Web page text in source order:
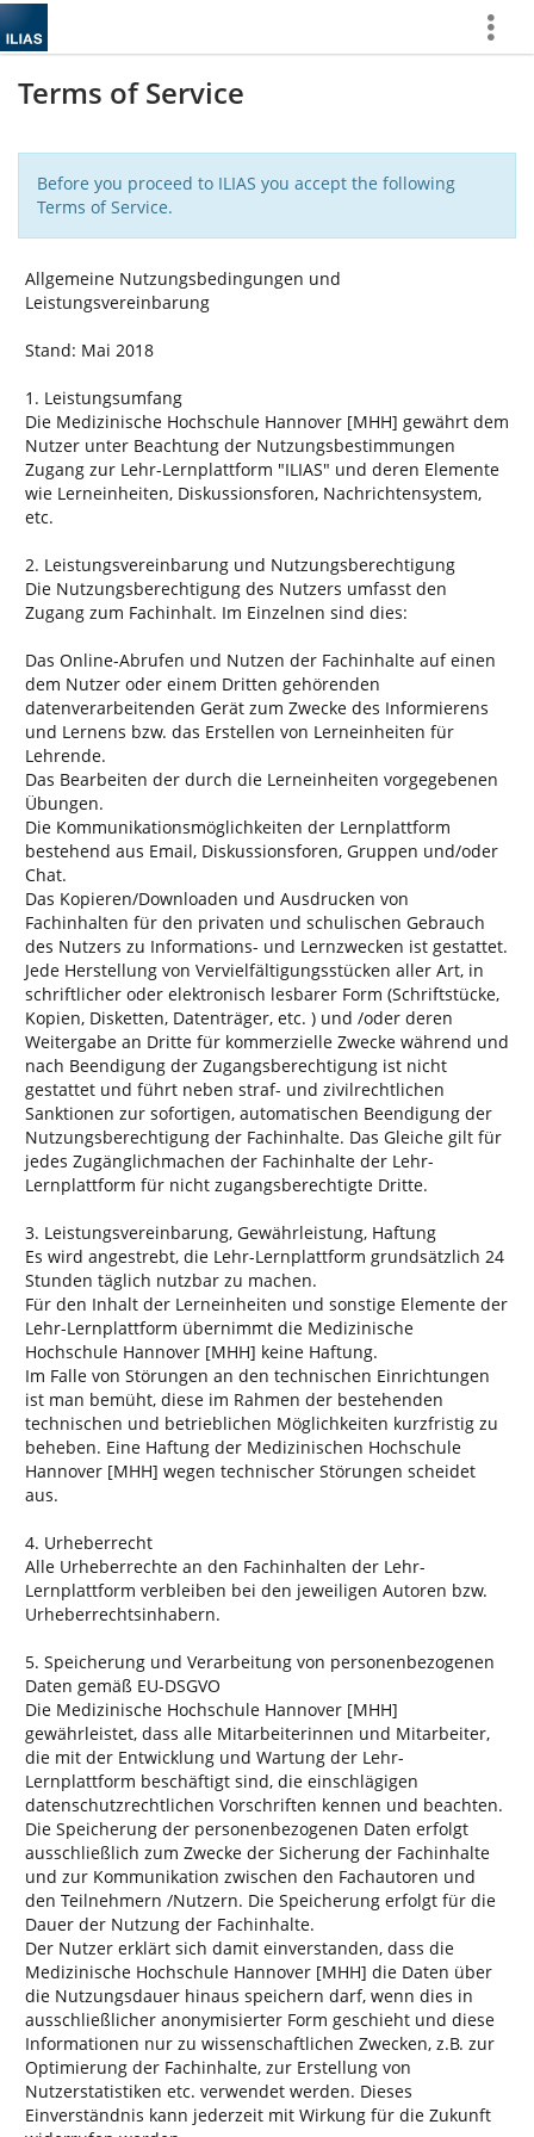
Terms of Service
Before you proceed to ILIAS you accept the following
Terms of Service.
Allgemeine Nutzungsbedingungen und
Leistungsvereinbarung
Stand: Mai 2018
1. Leistungsumfang
Die Medizinische Hochschule Hannover [MHH] gewährt dem
Nutzer unter Beachtung der Nutzungsbestimmungen
Zugang zur Lehr-Lernplattform "ILIAS" und deren Elemente
wie Lerneinheiten, Diskussionsforen, Nachrichtensystem,
etc.
2. Leistungsvereinbarung und Nutzungsberechtigung
Die Nutzungsberechtigung des Nutzers umfasst den
Zugang zum Fachinhalt. Im Einzelnen sind dies:
Das Online-Abrufen und Nutzen der Fachinhalte auf einen
dem Nutzer oder einem Dritten gehörenden
datenverarbeitenden Gerät zum Zwecke des Informierens
und Lernens bzw. das Erstellen von Lerneinheiten für
Lehrende.
Das Bearbeiten der durch die Lerneinheiten vorgegebenen
Übungen.
Die Kommunikationsmöglichkeiten der Lernplattform
bestehend aus Email, Diskussionsforen, Gruppen und/oder
Chat.
Das Kopieren/Downloaden und Ausdrucken von
Fachinhalten für den privaten und schulischen Gebrauch
des Nutzers zu Informations- und Lernzwecken ist gestattet.
Jede Herstellung von Vervielfältigungsstücken aller Art, in
schriftlicher oder elektronisch lesbarer Form (Schriftstücke,
Kopien, Disketten, Datenträger, etc. ) und /oder deren
Weitergabe an Dritte für kommerzielle Zwecke während und
nach Beendigung der Zugangsberechtigung ist nicht
gestattet und führt neben straf- und zivilrechtlichen
Sanktionen zur sofortigen, automatischen Beendigung der
Nutzungsberechtigung der Fachinhalte. Das Gleiche gilt für
jedes Zugänglichmachen der Fachinhalte der Lehr-
Lernplattform für nicht zugangsberechtigte Dritte.
3. Leistungsvereinbarung, Gewährleistung, Haftung
Es wird angestrebt, die Lehr-Lernplattform grundsätzlich 24
Stunden täglich nutzbar zu machen.
Für den Inhalt der Lerneinheiten und sonstige Elemente der
Lehr-Lernplattform übernimmt die Medizinische
Hochschule Hannover [MHH] keine Haftung.
Im Falle von Störungen an den technischen Einrichtungen
ist man bemüht, diese im Rahmen der bestehenden
technischen und betrieblichen Möglichkeiten kurzfristig zu
beheben. Eine Haftung der Medizinischen Hochschule
Hannover [MHH] wegen technischer Störungen scheidet
aus.
4. Urheberrecht
Alle Urheberrechte an den Fachinhalten der Lehr-
Lernplattform verbleiben bei den jeweiligen Autoren bzw.
Urheberrechtsinhabern.
5. Speicherung und Verarbeitung von personenbezogenen
Daten gemäß EU-DSGVO
Die Medizinische Hochschule Hannover [MHH]
gewährleistet, dass alle Mitarbeiterinnen und Mitarbeiter,
die mit der Entwicklung und Wartung der Lehr-
Lernplattform beschäftigt sind, die einschlägigen
datenschutzrechtlichen Vorschriften kennen und beachten.
Die Speicherung der personenbezogenen Daten erfolgt
ausschließlich zum Zwecke der Sicherung der Fachinhalte
und zur Kommunikation zwischen den Fachautoren und
den Teilnehmern /Nutzern. Die Speicherung erfolgt für die
Dauer der Nutzung der Fachinhalte.
Der Nutzer erklärt sich damit einverstanden, dass die
Medizinische Hochschule Hannover [MHH] die Daten über
die Nutzungsdauer hinaus speichern darf, wenn dies in
ausschließlicher anonymisierter Form geschieht und diese
Informationen nur zu wissenschaftlichen Zwecken, z.B. zur
Optimierung der Fachinhalte, zur Erstellung von
Nutzerstatistiken etc. verwendet werden. Dieses
Einverständnis kann jederzeit mit Wirkung für die Zukunft